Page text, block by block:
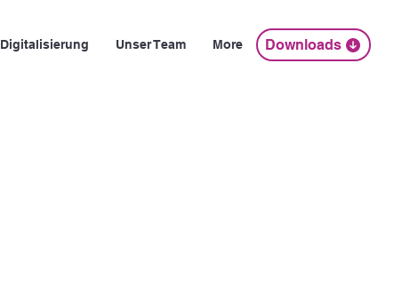
Digitalisierung Unser Team More Downloads